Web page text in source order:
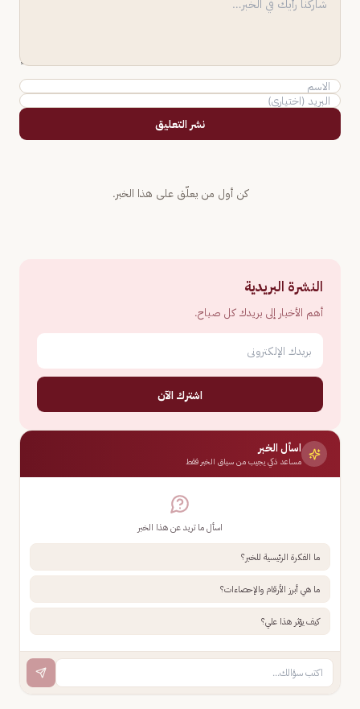
نشر التعليق
كن أول من يعلّق على هذا الخبر.
النشرة البريدية
أهم الأخبار إلى بريدك كل صباح.
اشترك الآن
اسأل الخبر
مساعد ذكي يجيب من سياق الخبر فقط
اسأل ما تريد عن هذا الخبر
ما الفكرة الرئيسية للخبر؟
ما هي أبرز الأرقام والإحصاءات؟
كيف يؤثر هذا علي؟